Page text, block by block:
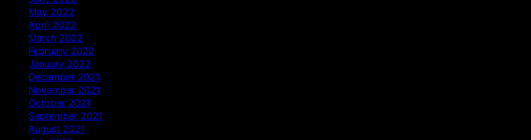
May 2022
April 2022
March 2022
February 2022
January 2022
December 2021
November 2021
October 2021
September 2021
August 2021